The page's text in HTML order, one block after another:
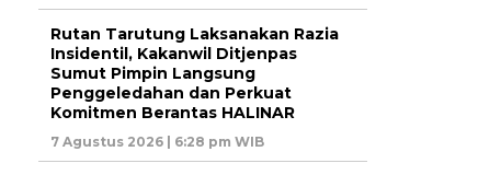
Rutan Tarutung Laksanakan Razia
Insidentil, Kakanwil Ditjenpas
Sumut Pimpin Langsung
Penggeledahan dan Perkuat
Komitmen Berantas HALINAR
7 Agustus 2026 | 6:28 pm WIB